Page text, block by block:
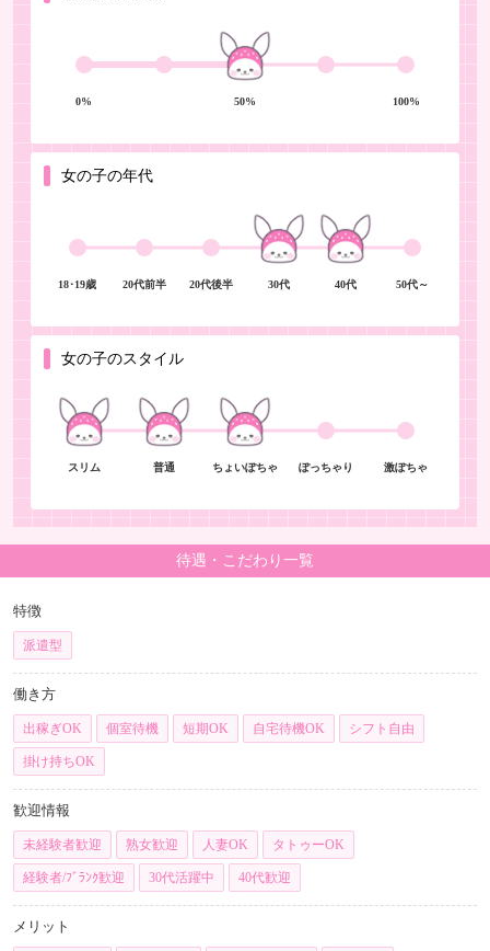
0% 50% 100%
女の子の年代
18･19歳 20代前半 20代後半 30代 40代 50代～
女の子のスタイル
スリム 普通 ちょいぽちゃ ぽっちゃり 激ぽちゃ
待遇・こだわり一覧
特徴
派遣型
働き方
出稼ぎOK 個室待機 短期OK 自宅待機OK シフト自由
掛け持ちOK
歓迎情報
未経験者歓迎 熟女歓迎 人妻OK タトゥーOK
経験者/ﾌﾞﾗﾝｸ歓迎 30代活躍中 40代歓迎
メリット